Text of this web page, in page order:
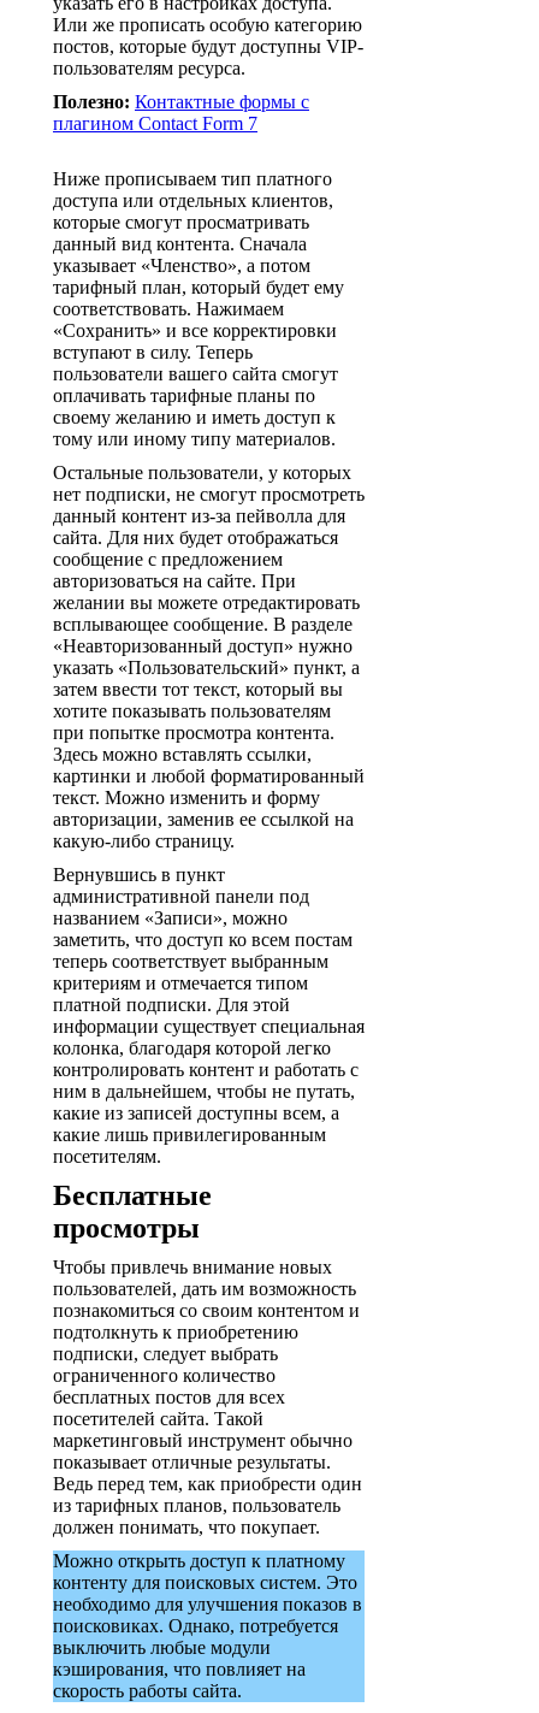
Или же прописать особую категорию
постов, которые будут доступны VIP-
пользователям ресурса.
Полезно: Контактные формы с
плагином Contact Form 7
Ниже прописываем тип платного
доступа или отдельных клиентов,
которые смогут просматривать
данный вид контента. Сначала
указывает «Членство», а потом
тарифный план, который будет ему
соответствовать. Нажимаем
«Сохранить» и все корректировки
вступают в силу. Теперь
пользователи вашего сайта смогут
оплачивать тарифные планы по
своему желанию и иметь доступ к
тому или иному типу материалов.
Остальные пользователи, у которых
нет подписки, не смогут просмотреть
данный контент из-за пейволла для
сайта. Для них будет отображаться
сообщение с предложением
авторизоваться на сайте. При
желании вы можете отредактировать
всплывающее сообщение. В разделе
«Неавторизованный доступ» нужно
указать «Пользовательский» пункт, а
затем ввести тот текст, который вы
хотите показывать пользователям
при попытке просмотра контента.
Здесь можно вставлять ссылки,
картинки и любой форматированный
текст. Можно изменить и форму
авторизации, заменив ее ссылкой на
какую-либо страницу.
Вернувшись в пункт
административной панели под
названием «Записи», можно
заметить, что доступ ко всем постам
теперь соответствует выбранным
критериям и отмечается типом
платной подписки. Для этой
информации существует специальная
колонка, благодаря которой легко
контролировать контент и работать с
ним в дальнейшем, чтобы не путать,
какие из записей доступны всем, а
какие лишь привилегированным
посетителям.
Бесплатные
просмотры
Чтобы привлечь внимание новых
пользователей, дать им возможность
познакомиться со своим контентом и
подтолкнуть к приобретению
подписки, следует выбрать
ограниченного количество
бесплатных постов для всех
посетителей сайта. Такой
маркетинговый инструмент обычно
показывает отличные результаты.
Ведь перед тем, как приобрести один
из тарифных планов, пользователь
должен понимать, что покупает.
Можно открыть доступ к платному
контенту для поисковых систем. Это
необходимо для улучшения показов в
поисковиках. Однако, потребуется
выключить любые модули
кэширования, что повлияет на
скорость работы сайта.